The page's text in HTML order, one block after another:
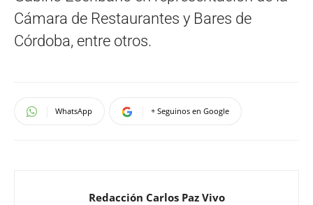
Cámara de Restaurantes y Bares de
Córdoba, entre otros.
WhatsApp + Seguinos en Google
Redacción Carlos Paz Vivo